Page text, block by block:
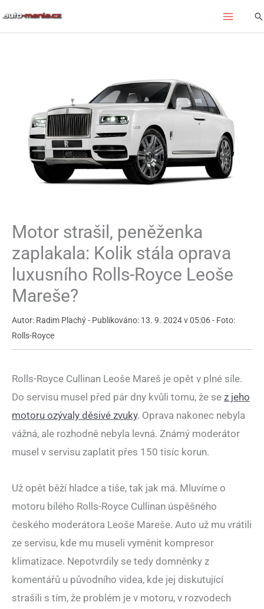
Motor strašil, peněženka
zaplakala: Kolik stála oprava
luxusního Rolls-Royce Leoše
Mareše?
Autor: Radim Plachý - Publikováno: 13. 9. 2024 v 05:06 - Foto:
Rolls-Royce
Rolls-Royce Cullinan Leoše Mareš je opět v plné síle.
Do servisu musel před pár dny kvůli tomu, že se z jeho
motoru ozývaly děsivé zvuky. Oprava nakonec nebyla
vážná, ale rozhodně nebyla levná. Známý moderátor
musel v servisu zaplatit přes 150 tisíc korun.
Už opět běží hladce a tiše, tak jak má. Mluvíme o
motoru bílého Rolls-Royce Cullinan úspěšného
českého moderátora Leoše Mareše. Auto už mu vrátili
ze servisu, kde mu museli vyměnit kompresor
klimatizace. Nepotvrdily se tedy domněnky z
komentářů u původního videa, kde jej diskutující
strašili s tím, že problém je v motoru, v rozvodech